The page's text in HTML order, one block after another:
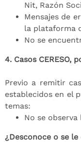
Nit, Razón
Mensajes de
la plataforma
No se
4. Casos CERESO,
Previo a remitir
establecidos en el
temas:
No se
¿Desconoce o se